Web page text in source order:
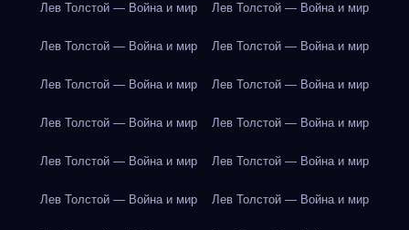
Лев Толстой — Война и мир Лев Толстой — Война и мир
Лев Толстой — Война и мир Лев Толстой — Война и мир
Лев Толстой — Война и мир Лев Толстой — Война и мир
Лев Толстой — Война и мир Лев Толстой — Война и мир
Лев Толстой — Война и мир Лев Толстой — Война и мир
Лев Толстой — Война и мир Лев Толстой — Война и мир